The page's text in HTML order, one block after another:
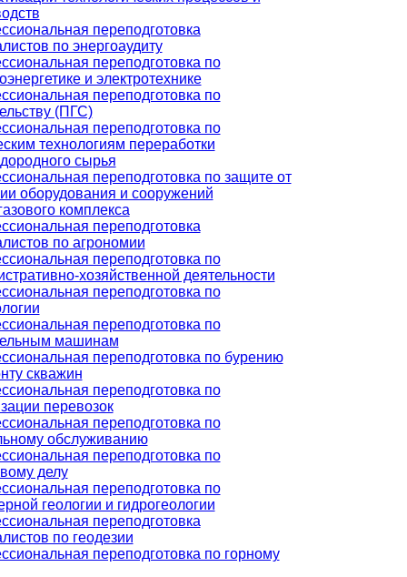
переподготовка
по энергоаудиту
переподготовка по
и электротехнике
переподготовка по
(ПГС)
переподготовка по
технологиям переработки
сырья
переподготовка по защите от
оборудования и сооружений
комплекса
переподготовка
по агрономии
переподготовка по
хозяйственной деятельности
переподготовка по
переподготовка по
машинам
переподготовка по бурению
скважин
переподготовка по
перевозок
переподготовка по
обслуживанию
переподготовка по
делу
переподготовка по
геологии и гидрогеологии
переподготовка
по геодезии
переподготовка по горному